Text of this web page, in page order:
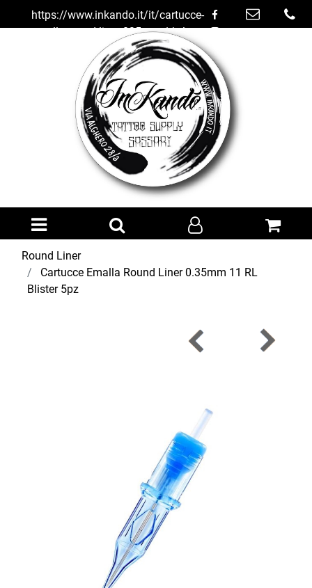
https://www.inkando.it/it/cartucce-
emalla-round-liner-035mm-11-rl-
Open menu
Round Liner
Cartucce Emalla Round Liner 0.35mm 11 RL
Blister 5pz